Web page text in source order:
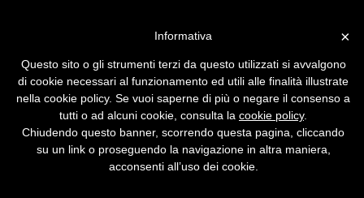
wireless
Digital TV Anywhere libera dalla schiavitù del
cavo di antenna, permettendo di posizionare
il televisore praticamente dovunque.
×
Informativa
Questo sito o gli strumenti terzi da questo utilizzati si avvalgono
di cookie necessari al funzionamento ed utili alle finalità illustrate
nella cookie policy. Se vuoi saperne di più o negare il consenso a
tutti o ad alcuni cookie, consulta la cookie policy.
Chiudendo questo banner, scorrendo questa pagina, cliccando
su un link o proseguendo la navigazione in altra maniera,
acconsenti all’uso dei cookie.